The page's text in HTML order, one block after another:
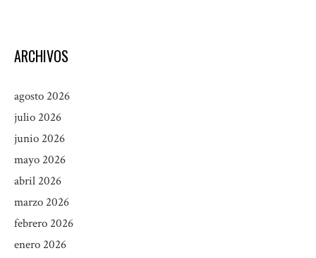
ARCHIVOS
agosto 2026
julio 2026
junio 2026
mayo 2026
abril 2026
marzo 2026
febrero 2026
enero 2026